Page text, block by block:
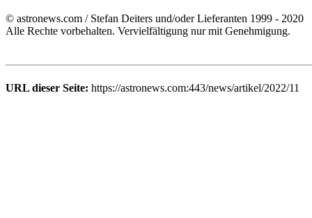
© astronews.com / Stefan Deiters und/oder Lieferanten 1999 - 2020
Alle Rechte vorbehalten. Vervielfältigung nur mit Genehmigung.
URL dieser Seite: https://astronews.com:443/news/artikel/2022/11